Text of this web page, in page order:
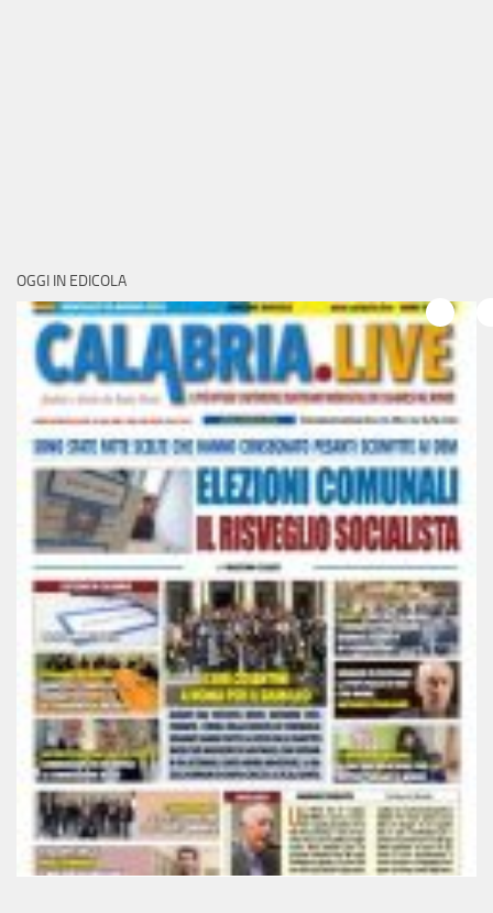
OGGI IN EDICOLA